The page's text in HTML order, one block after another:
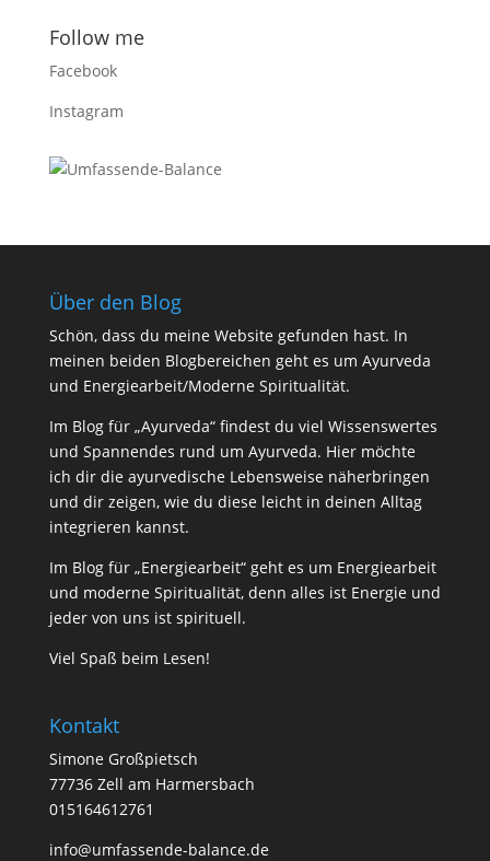
Follow me
Facebook
Instagram
Über den Blog
Schön, dass du meine Website gefunden hast. In
meinen beiden Blogbereichen geht es um Ayurveda
und Energiearbeit/Moderne Spiritualität.
Im Blog für „Ayurveda“ findest du viel Wissenswertes
und Spannendes rund um Ayurveda. Hier möchte
ich dir die ayurvedische Lebensweise näherbringen
und dir zeigen, wie du diese leicht in deinen Alltag
integrieren kannst.
Im Blog für „Energiearbeit“ geht es um Energiearbeit
und moderne Spiritualität, denn alles ist Energie und
jeder von uns ist spirituell.
Viel Spaß beim Lesen!
Kontakt
Simone Großpietsch
77736 Zell am Harmersbach
015164612761
info@umfassende-balance.de